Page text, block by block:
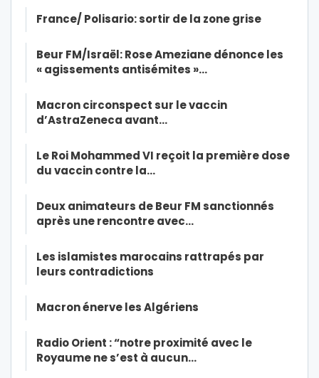
France/ Polisario: sortir de la zone grise
Beur FM/Israël: Rose Ameziane dénonce les
« agissements antisémites »…
Macron circonspect sur le vaccin
d’AstraZeneca avant…
Le Roi Mohammed VI reçoit la première dose
du vaccin contre la…
Deux animateurs de Beur FM sanctionnés
après une rencontre avec…
Les islamistes marocains rattrapés par
leurs contradictions
Macron énerve les Algériens
Radio Orient : “notre proximité avec le
Royaume ne s’est à aucun…